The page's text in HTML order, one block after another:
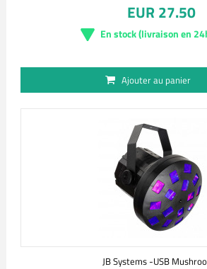
EUR 27.50
En stock (livraison en
Ajouter au panier
JB Systems -USB